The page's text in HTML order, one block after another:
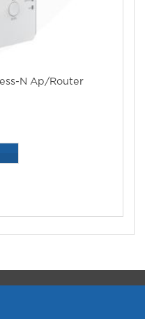
N Ap/Router